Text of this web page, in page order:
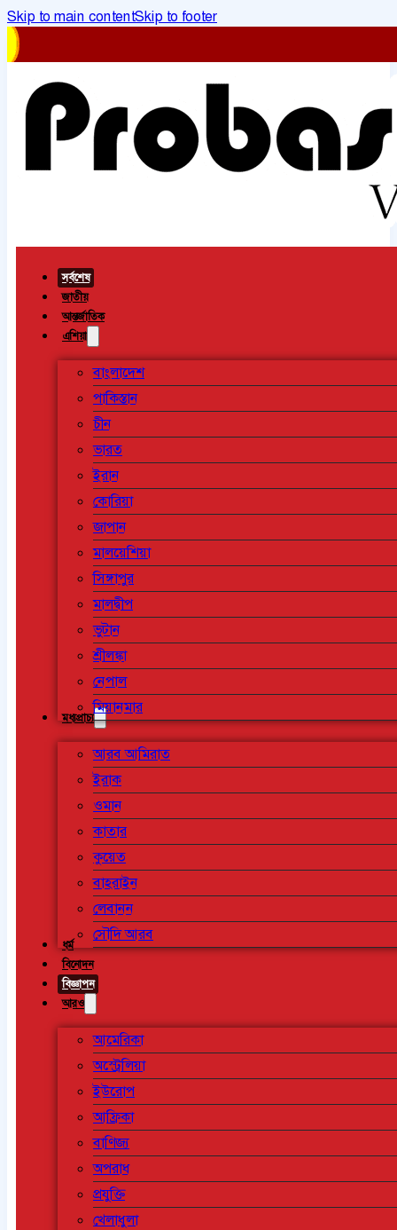
Skip to main contentSkip to footer
সর্বশেষ
জাতীয়
আন্তর্জাতিক
এশিয়া
বাংলাদেশ
পাকিস্তান
চীন
ভারত
ইরান
কোরিয়া
জাপান
মালয়েশিয়া
সিঙ্গাপুর
মালদ্বীপ
ভুটান
শ্রীলঙ্কা
নেপাল
মিয়ানমার
মধ্যপ্রাচ্য
আরব আমিরাত
ইরাক
ওমান
কাতার
কুয়েত
বাহরাইন
লেবানন
সৌদি আরব
ধর্ম
বিনোদন
বিজ্ঞাপন
আরও
আমেরিকা
অস্ট্রেলিয়া
ইউরোপ
আফ্রিকা
বাণিজ্য
অপরাধ
প্রযুক্তি
খেলাধুলা